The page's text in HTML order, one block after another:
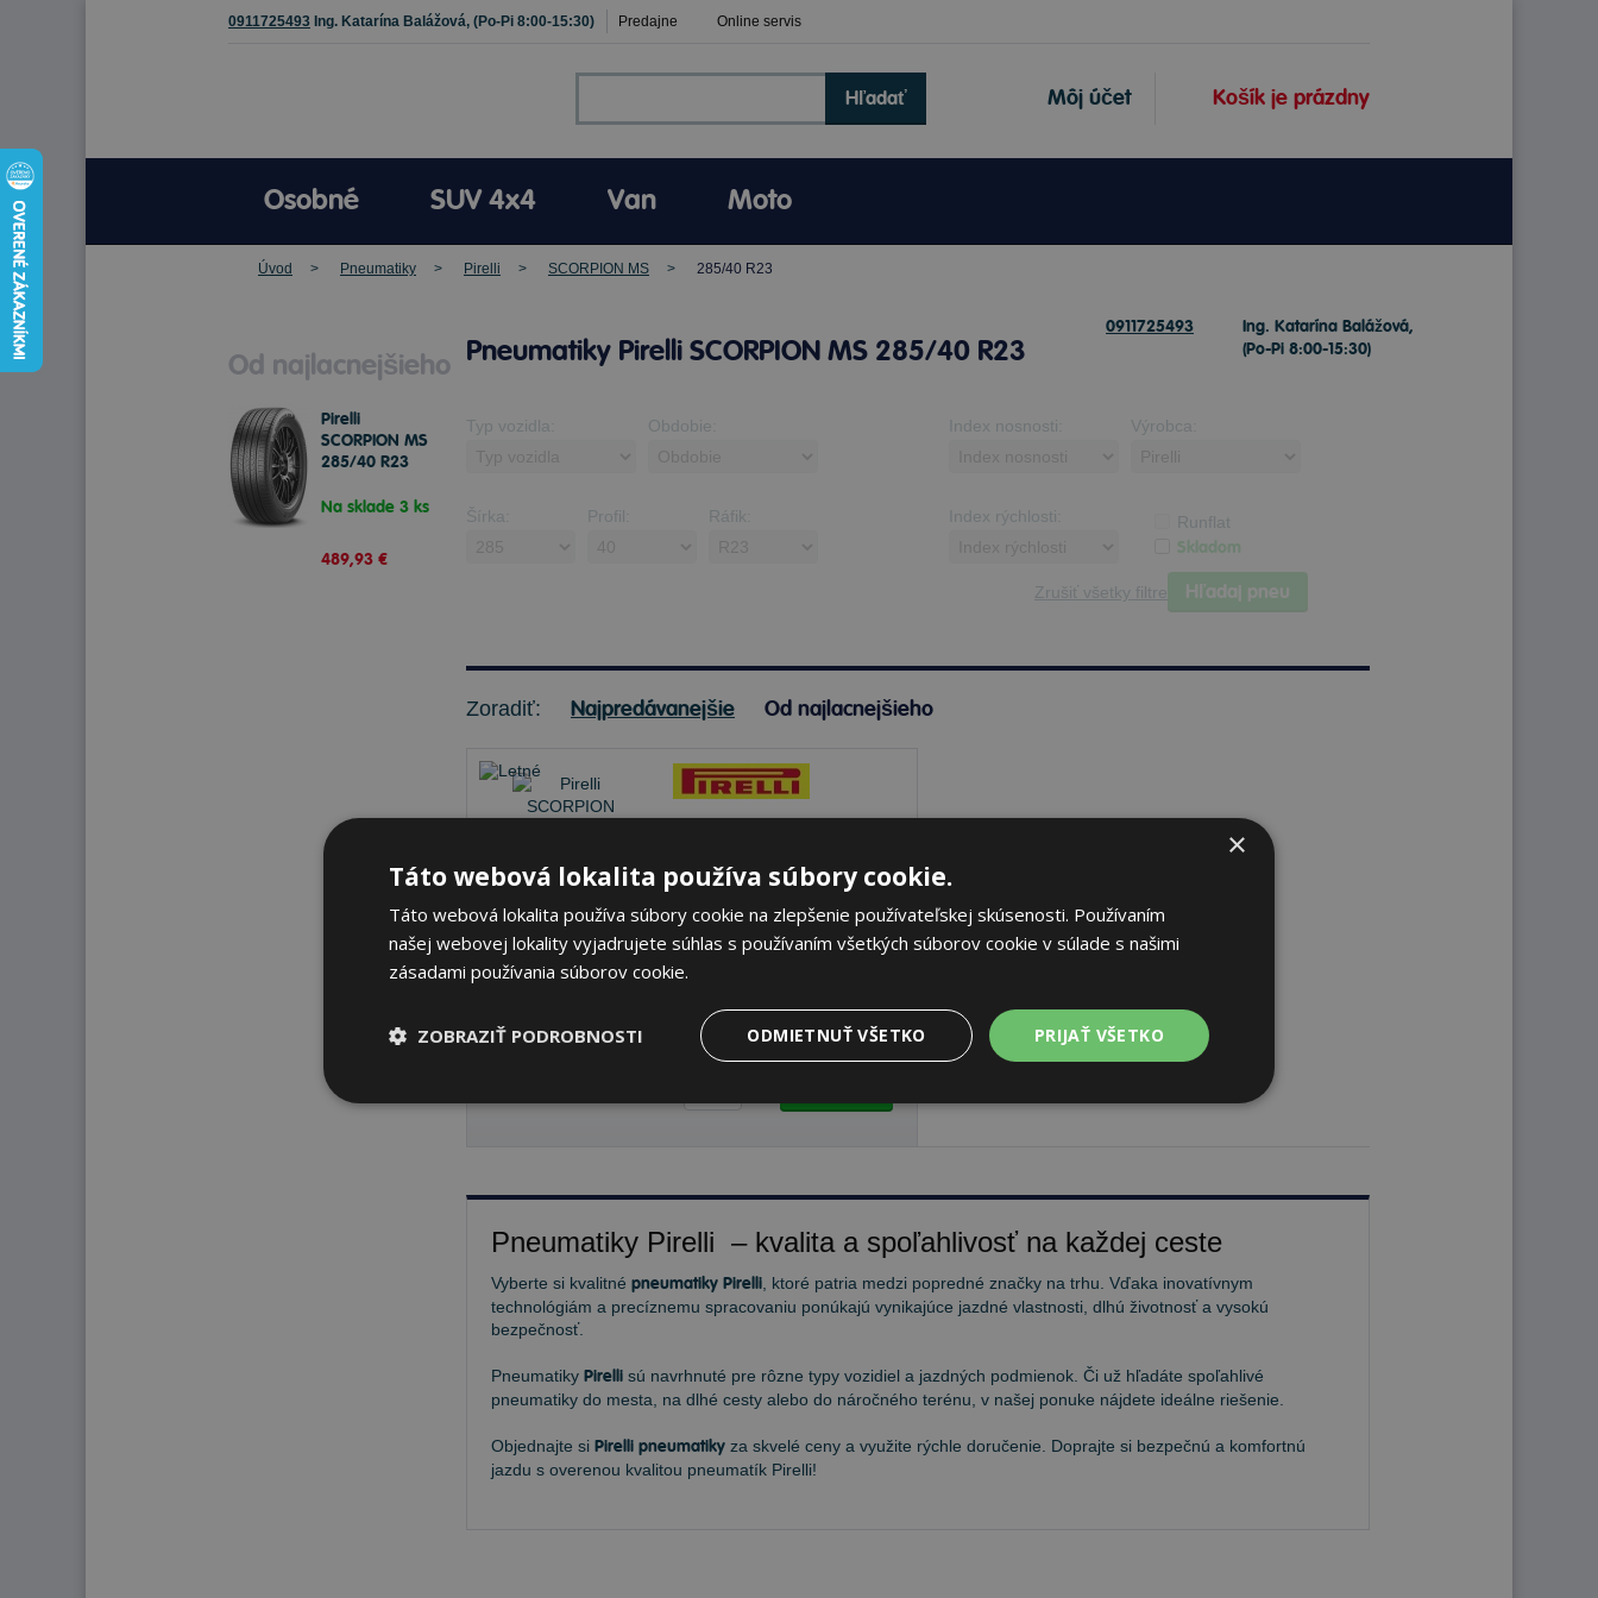
0911725493 Ing. Katarína Balážová, (Po-Pi 8:00-15:30) Predajne Online servis
Košík je prázdny
Môj účet
Hľadať
Osobné SUV 4x4 Van Moto
Úvod Pneumatiky Pirelli SCORPION MS 285/40 R23
Od najlacnejšieho
Pirelli
SCORPION MS
285/40 R23
Na sklade 3 ks
489,93 €
Pneumatiky Pirelli SCORPION MS 285/40 R23
0911725493
Ing. Katarína Balážová,
(Po-Pi 8:00-15:30)
Typ vozidla: Obdobie: Index nosnosti: Výrobca:
Šírka: Profil: Ráfik: Index rýchlosti: Runflat
Skladom
Zrušiť všetky filtre Hľadaj pneu
Zoradiť: Najpredávanejšie Od najlacnejšieho
285/40 R23 115 Y Letné
Na sklade 3 ks K odberu na predajni 13.8.2026
Pneumatiky Pirelli – kvalita a spoľahlivosť na každej ceste
Vyberte si kvalitné pneumatiky Pirelli , ktoré patria medzi popredné značky na trhu. Vďaka inovatívnym
technológiám a precíznemu spracovaniu ponúkajú vynikajúce jazdné vlastnosti, dlhú životnosť a vysokú
bezpečnosť.
Pneumatiky Pirelli sú navrhnuté pre rôzne typy vozidiel a jazdných podmienok. Či už hľadáte spoľahlivé
pneumatiky do mesta, na dlhé cesty alebo do náročného terénu, v našej ponuke nájdete ideálne riešenie.
Objednajte si Pirelli pneumatiky za skvelé ceny a využite rýchle doručenie. Doprajte si bezpečnú a komfortnú
jazdu s overenou kvalitou pneumatík Pirelli!
×
Táto webová lokalita používa súbory cookie.
Táto webová lokalita používa súbory cookie na zlepšenie používateľskej skúsenosti. Používaním
našej webovej lokality vyjadrujete súhlas s používaním všetkých súborov cookie v súlade s našimi
zásadami používania súborov cookie.
PRIJAŤ VŠETKO
ODMIETNUŤ VŠETKO
ZOBRAZIŤ PODROBNOSTI